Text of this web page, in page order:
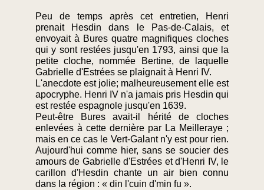
Peu de temps après cet entretien, Henri
prenait Hesdin dans le Pas-de-Calais, et
envoyait à Bures quatre magnifiques cloches
qui y sont restées jusqu'en 1793, ainsi que la
petite cloche, nommée Bertine, de laquelle
Gabrielle d'Estrées se plaignait à Henri IV.
L'anecdote est jolie; malheureusement elle est
apocryphe. Henri IV n'a jamais pris Hesdin qui
est restée espagnole jusqu'en 1639.
Peut-être Bures avait-il hérité de cloches
enlevées à cette dernière par La Meilleraye ;
mais en ce cas le Vert-Galant n'y est pour rien.
Aujourd'hui comme hier, sans se soucier des
amours de Gabrielle d'Estrées et d'Henri IV, le
carillon d'Hesdin chante un air bien connu
dans la région : « din l'cuin d'min fu ».